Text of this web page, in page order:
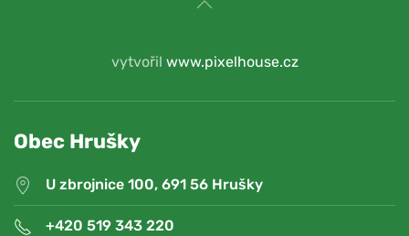
vytvořil www.pixelhouse.cz
Obec Hrušky
U zbrojnice 100, 691 56 Hrušky
+420 519 343 220